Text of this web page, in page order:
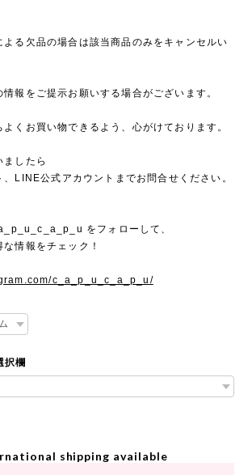
よる欠品の場合は該当商品のみをキャンセルい
報をご提示お願いする場合がございます。
くお買い物できるよう、心がけております。
ましたら
LINE公式アカウントまでお問合せください。
をフォローして、
情報をチェック！
c_a_p_u_c_a_p_u/
欄
shipping available